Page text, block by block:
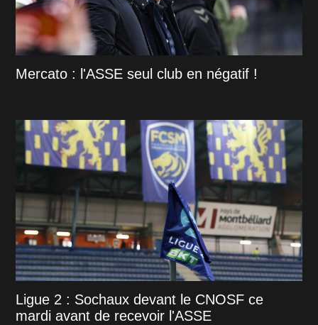
Mercato : l'ASSE seul club en négatif !
Ligue 2 : Sochaux devant le CNOSF ce
mardi avant de recevoir l'ASSE